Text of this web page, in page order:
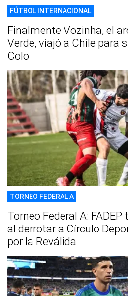
FÚTBOL INTERNACIONAL
Finalmente Vozinha, el
Verde, viajó a Chile para
Colo
TORNEO FEDERAL A
Torneo Federal A:
al derrotar a Círculo
por la Reválida